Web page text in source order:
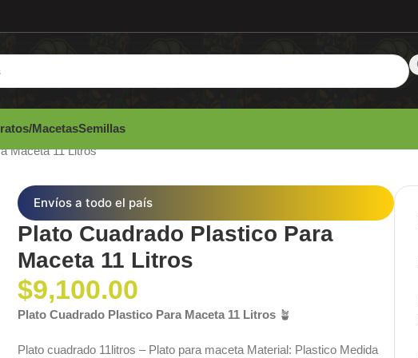
MacetasSemillas
Maceta 11 Litros
Envíos a todo el país
Plato Cuadrado Plastico Para
Maceta 11 Litros
$9,100.00
Plato Cuadrado Plastico Para Maceta 11 Litros 🪴
Plato cuadrado 11litros – Plato para maceta Material: Plastico Medida